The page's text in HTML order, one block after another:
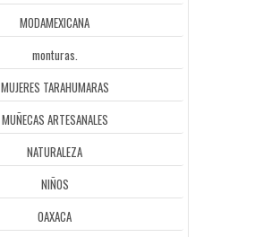
MODAMEXICANA
monturas.
MUJERES TARAHUMARAS
MUÑECAS ARTESANALES
NATURALEZA
NIÑOS
OAXACA